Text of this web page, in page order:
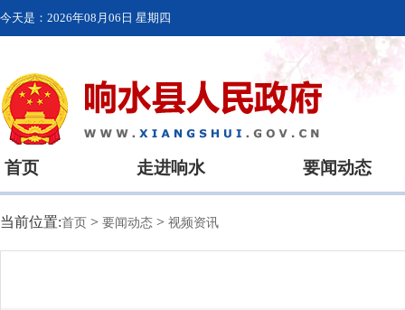
今天是： 2026年08月06日 星期四
首页 走进响水 要闻动态
当前位置:首页 > 要闻动态 > 视频资讯